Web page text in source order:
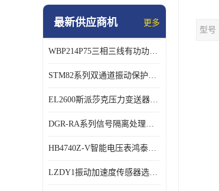
模块化产品
特殊用处传感器
特殊用途变送器
最新供应商机 更多
WBP214P75三相三线有功功率传感器鸿泰顺达产品稳定性好
STM82系列双通道振动保护表鸿泰产品技术规格
EL2600斯派莎克压力变送器技术规格
DGR-RA系列信号隔离处理器鸿泰产品技术规格
HB4740Z-V智能电压表鸿泰产品外形美观大方
LZDY1振动加速度传感器选型资料
型号